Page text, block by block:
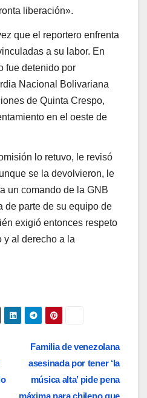
liberación».
que el reportero enfrenta
a su labor. En
fue detenido por
Nacional Bolivariana
de Quinta Crespo,
en el oeste de
lo retuvo, le revisó
se la devolvieron, le
un comando de la GNB
de parte de su equipo de
exigió entonces respeto
y al derecho a la
Familia de venezolana
asesinada por tener ‘la
música alta’ pide pena
máxima para chileno que